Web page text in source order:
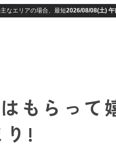
もらって
り!